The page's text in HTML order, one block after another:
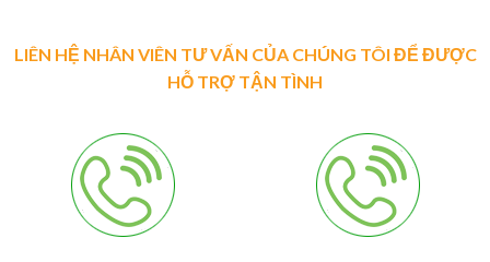
LIÊN HỆ NHÂN VIÊN TƯ VẤN CỦA CHÚNG TÔI ĐỂ ĐƯỢC
HỖ TRỢ TẬN TÌNH